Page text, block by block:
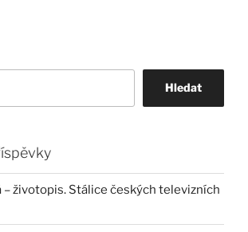
Hledat
– životopis. Stálice českých televizních